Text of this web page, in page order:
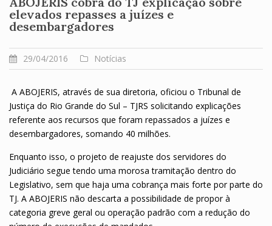
elevados repasses a juízes e
desembargadores
29/04/2016 Notícias
A ABOJERIS, através de sua diretoria, oficiou o Tribunal de
Justiça do Rio Grande do Sul – TJRS solicitando explicações
referente aos recursos que foram repassados a juízes e
desembargadores, somando 40 milhões.
Enquanto isso, o projeto de reajuste dos servidores do
Judiciário segue tendo uma morosa tramitação dentro do
Legislativo, sem que haja uma cobrança mais forte por parte do
TJ. A ABOJERIS não descarta a possibilidade de propor à
categoria greve geral ou operação padrão com a redução do